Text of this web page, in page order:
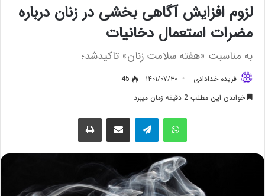
لزوم افزایش آگاهی بخشی در زنان درباره
مضرات استعمال دخانیات
به مناسبت «هفته سلامت زنان» تاکیدشد؛
فریده خدادادی ۱۴۰۱/۰۷/۳۰
45
خواندن این مطلب 2 دقیقه زمان میبرد
واتس آپ اشتراک گذاری از طریق ایمیل